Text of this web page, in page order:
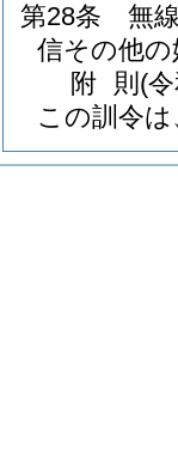
第28条
無
信その他
附 則 (
この訓令